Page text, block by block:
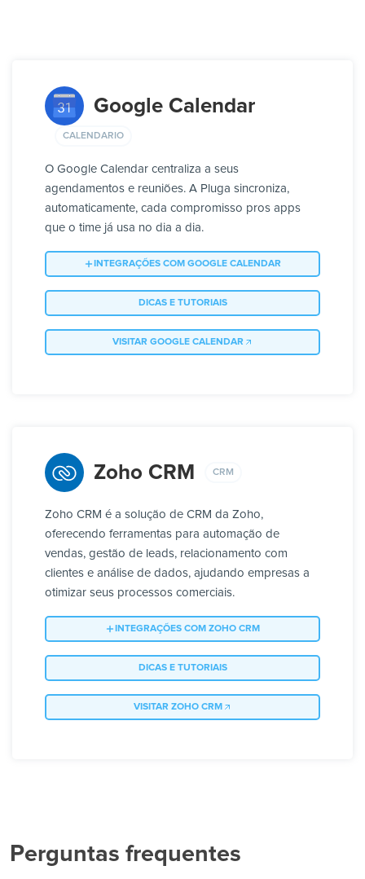
Google Calendar
CALENDARIO
O Google Calendar centraliza a seus
agendamentos e reuniões. A Pluga sincroniza,
automaticamente, cada compromisso pros apps
que o time já usa no dia a dia.
INTEGRAÇÕES COM GOOGLE CALENDAR
DICAS E TUTORIAIS
VISITAR GOOGLE CALENDAR
Zoho CRM CRM
Zoho CRM é a solução de CRM da Zoho,
oferecendo ferramentas para automação de
vendas, gestão de leads, relacionamento com
clientes e análise de dados, ajudando empresas a
otimizar seus processos comerciais.
INTEGRAÇÕES COM ZOHO CRM
DICAS E TUTORIAIS
VISITAR ZOHO CRM
Perguntas frequentes